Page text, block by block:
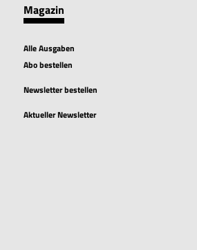
Magazin
Alle Ausgaben
Abo bestellen
Newsletter bestellen
Aktueller Newsletter